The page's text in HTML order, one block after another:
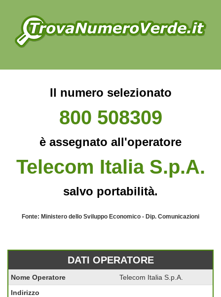
Il numero selezionato
800 508309
è assegnato all'operatore
Telecom Italia S.p.A.
salvo portabilità.
Fonte: Ministero dello Sviluppo Economico - Dip. Comunicazioni
DATI OPERATORE
Nome Operatore
Telecom Italia S.p.A.
Indirizzo